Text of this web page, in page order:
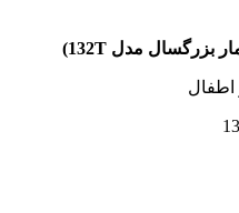
بزرگسال مدل 132T
)